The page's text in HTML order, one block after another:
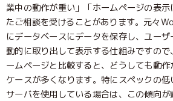
業中の動作が重い」「ホームページの表
たご相談を受けることがあります。元々
にデータベースにデータを保存し、ユー
動的に取り出して表示する仕組みですの
ームページと比較すると、どうしても動
ケースが多くなります。特にスペックの
サーバを使用している場合は、この傾向が